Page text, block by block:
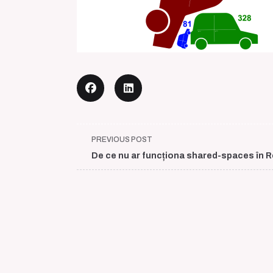
<span
class="nav-
subtitle
PREVIOUS POST
De ce nu ar funcționa shared-spaces în